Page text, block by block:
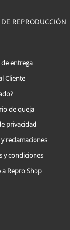
REPRODUCCIÓN
entrega
Cliente
de queja
privacidad
reclamaciones
y condiciones
a Repro Shop